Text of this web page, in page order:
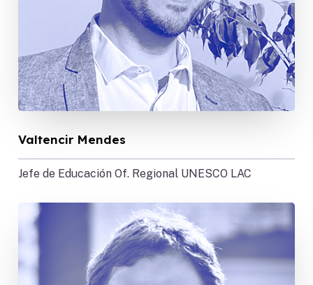
Valtencir Mendes
Jefe de Educación Of. Regional UNESCO LAC